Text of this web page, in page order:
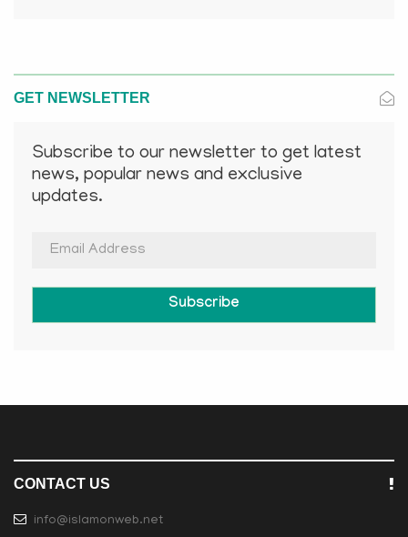
GET NEWSLETTER
Subscribe to our newsletter to get latest
news, popular news and exclusive
updates.
Subscribe
CONTACT US
info@islamonweb.net